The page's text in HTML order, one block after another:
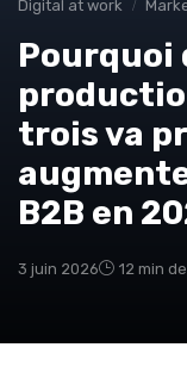
Digital at work
Pourquoi
trois va
B2B en
3 juin 2026 12 min